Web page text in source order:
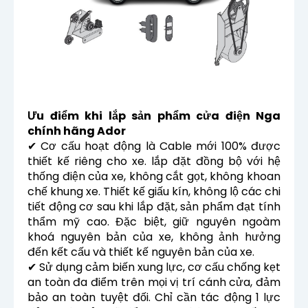
Ưu điểm khi lắp sản phẩm cửa điện Nga
chính hãng Ador
✔ Cơ cấu hoạt động là Cable mới 100% được
thiết kế riêng cho xe. lắp đặt đồng bộ với hệ
thống điện của xe, không cắt gọt, không khoan
chế khung xe. Thiết kế giấu kín, không lộ các chi
tiết động cơ sau khi lắp đặt, sản phẩm đạt tính
thẩm mỹ cao. Đặc biệt, giữ nguyên ngoàm
khoá nguyên bản của xe, không ảnh hưởng
đến kết cấu và thiết kế nguyên bản của xe.
✔ Sử dụng cảm biến xung lực, cơ cấu chống kẹt
an toàn đa điểm trên mọi vị trí cánh cửa, đảm
bảo an toàn tuyệt đối. Chỉ cần tác động 1 lực